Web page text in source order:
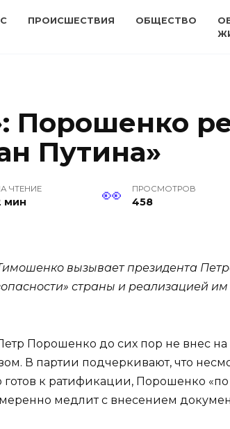
ПРОИСШЕСТВИЯ ОБЩЕСТВО
Порошенко
Путина»
ЧТЕНИЕ
мин
ПРОСМОТРОВ
458
вызывает президента
страны и реализацией
Порошенко до сих пор не внес
В партии подчеркивают, что
готов к ратификации, Порошенко
медлит с внесением